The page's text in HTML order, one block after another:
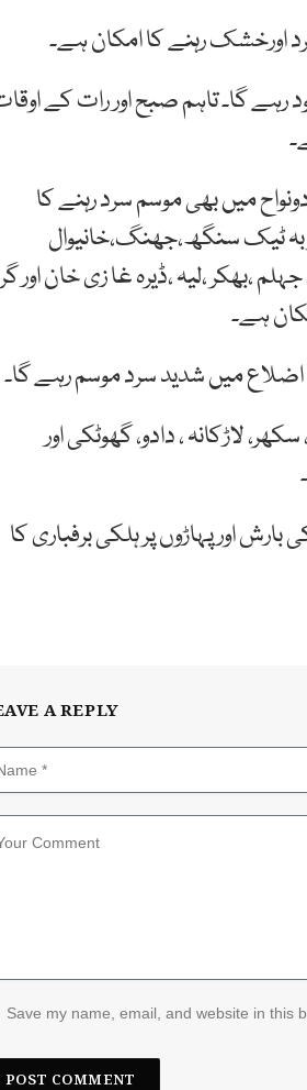
اورخشک رہنے کا امکان ہے۔
رہے گا۔ تاہم صبح اور رات کے
میں بھی موسم سرد رہنے کا
ٹوبہ ٹیک سنگھ،جھنگ،خانیوال
،بھکر ،لیہ ،ڈیرہ غا زی خان اور گر
ہے۔
میں شدید سرد موسم رہے گا۔
لاڑکانہ ، دادو، گھوٹکی اور
اور پہاڑوں پر ہلکی برفباری کا
A REPLY
Save my name, email, and website in this